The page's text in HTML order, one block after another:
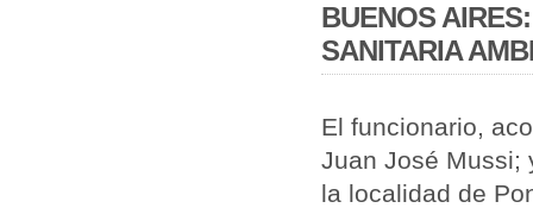
BUENOS
SANITARIA
El funcionario,
Juan José Mussi;
la localidad de